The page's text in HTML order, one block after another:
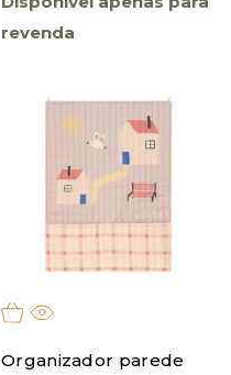
revenda
Organizador parede